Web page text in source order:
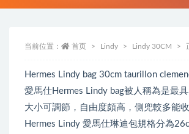
当前位置： 首页 Lindy Lindy 30CM
Hermes Lindy bag 30cm taurillon
愛馬仕Hermes Lindy bag被人稱為是最
大小可調節，自由度頗高，側兜較多能
Hermes Lindy 愛馬仕琳迪包規格分為